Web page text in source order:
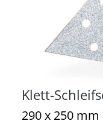
Klett-
290 x 250